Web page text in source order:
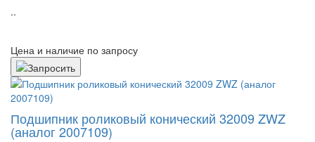
..
Цена и наличие по запросу
Подшипник роликовый конический 32009 ZWZ
(аналог 2007109)